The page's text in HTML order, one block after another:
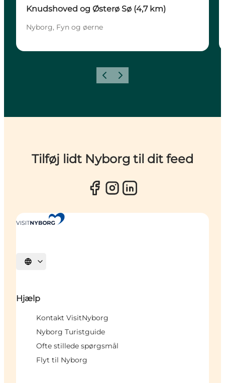
Knudshoved og Østerø Sø (4,7 km)
Nyborg, Fyn og øerne
ForrigeNæste
Tilføj lidt Nyborg til dit feed
Vælg sprog
Hjælp
Kontakt VisitNyborg
Nyborg Turistguide
Ofte stillede spørgsmål
Flyt til Nyborg